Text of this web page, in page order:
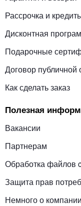
Рассрочка и
Дисконтная
Подарочные
Договор
Как сделать заказ
Полезная
Вакансии
Партнерам
Обработка файлов
Защита прав
Немного о